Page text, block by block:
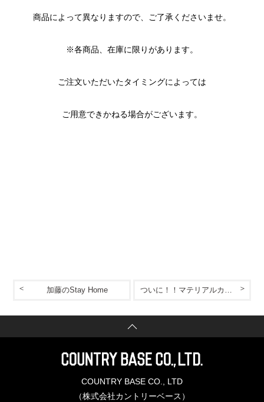
商品によって異なりますので、ご了承くださいませ。
※各商品、在庫に限りがあります。
ご注文いただいたタイミングによっては
ご用意できかねる場合がございます。
ついに！！マテリアルカタログ完成！
加藤のStay Home
COUNTRY BASE CO., LTD
（株式会社カントリーベース）